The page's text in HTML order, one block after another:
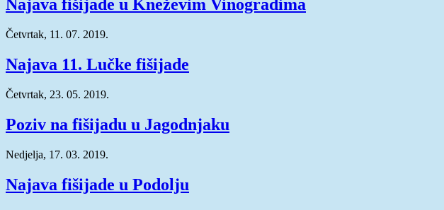
Najava fišijade u Kneževim Vinogradima
Četvrtak, 11. 07. 2019.
Najava 11. Lučke fišijade
Četvrtak, 23. 05. 2019.
Poziv na fišijadu u Jagodnjaku
Nedjelja, 17. 03. 2019.
Najava fišijade u Podolju